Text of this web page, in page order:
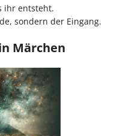
ihr entsteht.
sondern der Eingang.
Märchen